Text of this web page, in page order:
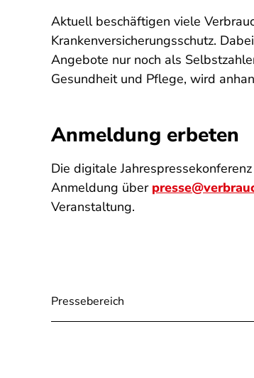
Aktuell beschäftigen viele
Krankenversicherungsschutz.
Angebote nur noch als
Gesundheit und Pflege, wird
Anmeldung erbeten
Die digitale
Anmeldung über
Veranstaltung.
Pressebereich